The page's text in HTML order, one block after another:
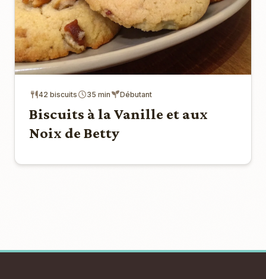
42 biscuits 35 min Débutant
Biscuits à la Vanille et aux
Noix de Betty